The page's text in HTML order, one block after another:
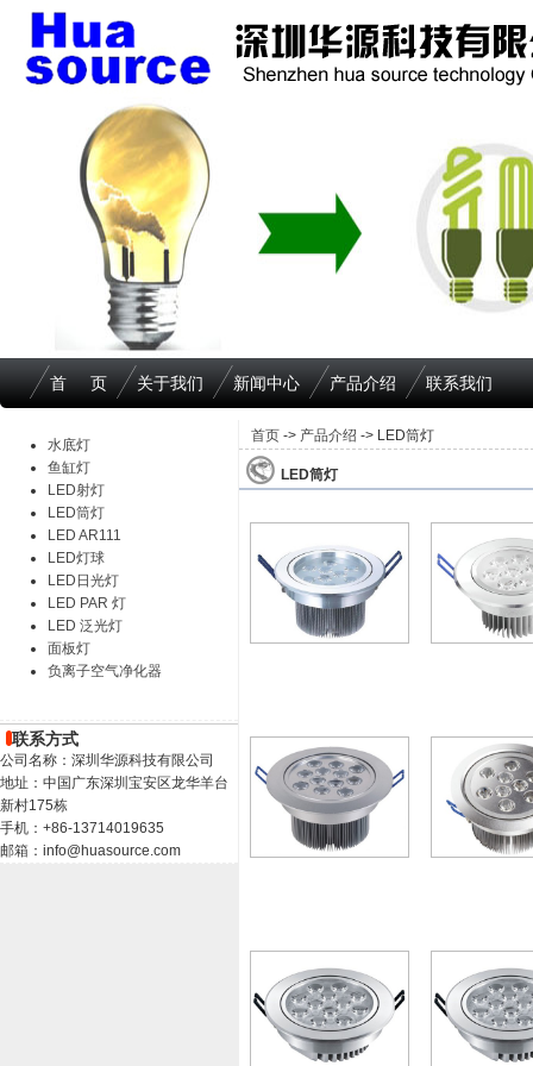
首 页 关于我们 新闻中心 产品介绍 联系我们
水底灯
鱼缸灯
LED射灯
LED筒灯
LED AR111
LED灯球
LED日光灯
LED PAR 灯
LED 泛光灯
面板灯
负离子空气净化器
联系方式
公司名称：深圳华源科技有限公司
地址：中国广东深圳宝安区龙华羊台
新村175栋
手机：+86-13714019635
邮箱：info@huasource.com
首页 -> 产品介绍 -> LED筒灯
LED筒灯